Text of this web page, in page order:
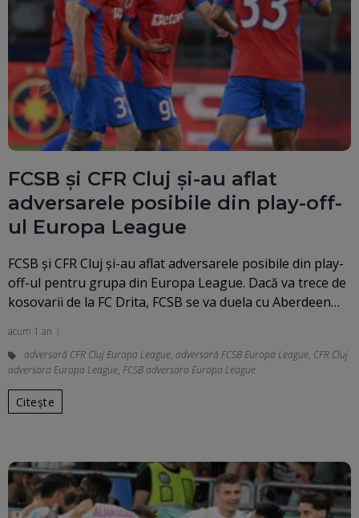
FCSB și CFR Cluj și-au aflat
adversarele posibile din play-off-
ul Europa League
FCSB și CFR Cluj și-au aflat adversarele posibile din play-
off-ul pentru grupa din Europa League. Dacă va trece de
kosovarii de la FC Drita, FCSB se va duela cu Aberdeen…
acum 1 an
adversară CFR Cluj Europa League, adversară FCSB Europa League, CFR Cluj
adversara Europa League, FCSB adversara Europa League
Citește